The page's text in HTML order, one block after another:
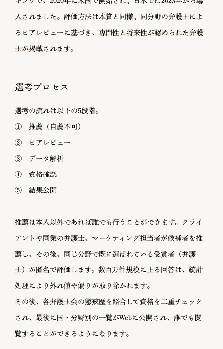
入されました。評価方法は本賞と同様、同分野の弁護士によ
るピアレビューに基づき、 専門性と将来性が認められた弁護
士が掲載されます。
選考プロセス
選考の流れは以下の5段階。
① 推薦（自薦不可）
② ピアレビュー
③ データ解析
④ 資格確認
⑤ 結果公開
推薦は本人以外であれば誰でも行うことができます。クライ
アントや同業の弁護士、マーケティング担当者が候補者を推
薦し、その後、同じ分野で既に選ばれている受賞者（弁護
士）が匿名で評価します。数百万件規模に上る回答は、統計
処理により外れ値や偏りが取り除かれます。
その後、各弁護士会の懲戒歴を照合して資格を二重チェック
され、最後に国・分野別の一覧がWebに公開され、誰でも閲
覧することができるようになります。